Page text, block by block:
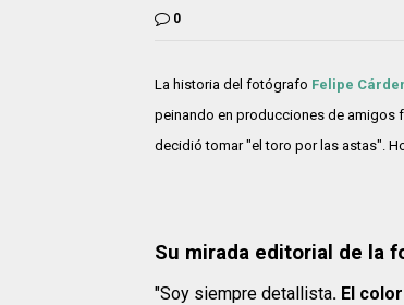
0
La historia del fotógrafo Felipe
peinando en producciones de amigos
decidió tomar "el toro por las astas".
Su mirada editorial de la
"Soy siempre detallista. El